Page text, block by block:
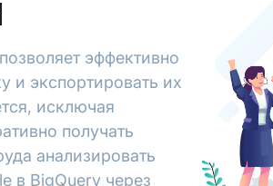
эффективно
и экспортировать их
исключая
получать
анализировать
в BigQuery через